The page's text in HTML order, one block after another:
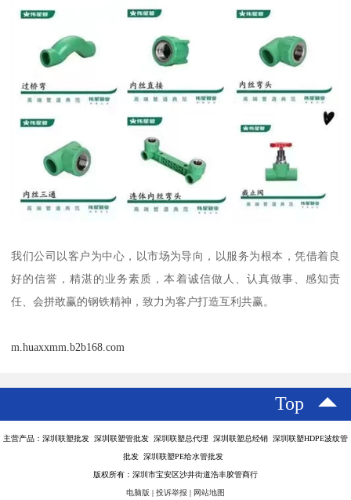
我们公司以客户为中心，以市场为导向，以服务为根本，凭借着良
好的信誉，精湛的业务素质，本着诚信做人、认真做事、感知责
任、会拼敢赢的钢铁精神，致力为客户打造互利共赢。
m.huaxxmm.b2b168.com
Top
主营产品：深圳联塑批发 深圳联塑管批发 深圳联塑总代理 深圳联塑总经销 深圳联塑HDPE波纹管
批发 深圳联塑PE给水管批发
版权所有：深圳市宝安区沙井街道浩丰胶管商行
电脑版 | 投诉举报 | 网站地图